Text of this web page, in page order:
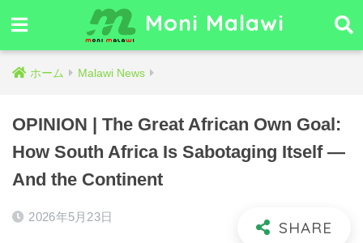
Moni Malawi
ホーム Malawi News
OPINION | The Great African Own Goal:
How South Africa Is Sabotaging Itself —
And the Continent
2026年5月23日